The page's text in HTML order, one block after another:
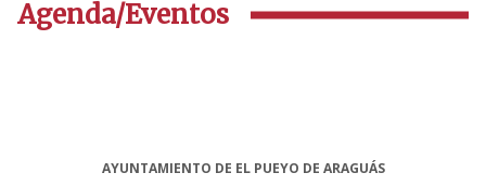
Agenda/Eventos
AYUNTAMIENTO DE EL PUEYO DE ARAGUÁS